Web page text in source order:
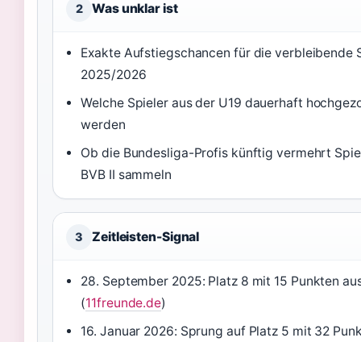
2 Was unklar ist
Exakte Aufstiegschancen für die verbleibende
2025/2026
Welche Spieler aus der U19 dauerhaft
werden
Ob die Bundesliga-Profis künftig vermehrt
BVB II sammeln
3 Zeitleisten-Signal
28. September 2025: Platz 8 mit 15 Punkten
(11freunde.de)
16. Januar 2026: Sprung auf Platz 5 mit 32